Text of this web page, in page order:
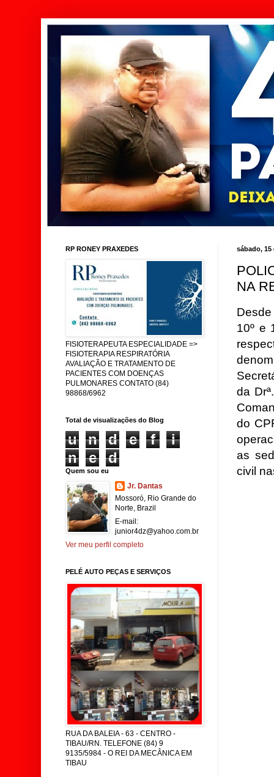
sábado, 15
NA
10º e
da
do
as
civil
RP RONEY PRAXEDES
FISIOTERAPEUTA ESPECIALIDADE =>
FISIOTERAPIA RESPIRATÓRIA
AVALIAÇÃO E TRATAMENTO DE
PACIENTES COM DOENÇAS
PULMONARES CONTATO (84)
98868/6962
Total de visualizações do Blog
u n d e f
i
n
e d
Quem sou eu
Jr. Dantas
Mossoró, Rio Grande do
Norte, Brazil
E-mail:
junior4dz@yahoo.com.br
Ver meu perfil completo
PELÉ AUTO PEÇAS E SERVIÇOS
RUA DA BALEIA - 63 - CENTRO -
TIBAU/RN. TELEFONE (84) 9
9135/5984 - O REI DA MECÂNICA EM
TIBAU